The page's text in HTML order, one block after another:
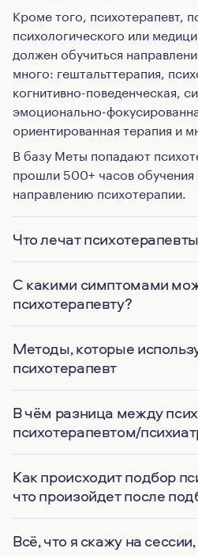
Кроме того, психотерапевт,
психологического или
должен обучиться
много: гештальттерапия,
когнитивно-поведенческая,
эмоционально-
ориентированная терапия и
В базу Меты попадают
прошли 500+ часов
направлению психотерапии.
Что лечат
С какими симптомами
психотерапевту?
Методы, которые
психотерапевт
В чём разница между
психотерапевтом/
Как происходит подбор
что произойдет после
Всё, что я скажу на